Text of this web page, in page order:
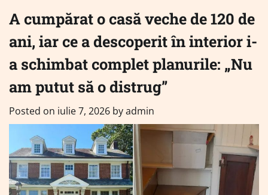
A cumpărat o casă veche de 120 de
ani, iar ce a descoperit în interior i-
a schimbat complet planurile: „Nu
am putut să o distrug”
Posted on iulie 7, 2026 byadmin